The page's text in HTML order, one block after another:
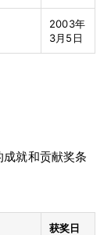
2003年
3月5日
就和贡献奖条
获奖日